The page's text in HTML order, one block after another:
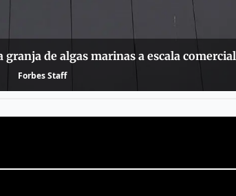
de algas marinas a escala comercial
Forbes Staff